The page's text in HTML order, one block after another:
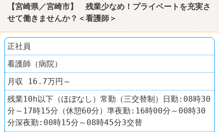
【宮崎県／宮崎市】 残業少なめ！プライベートを充実さ
せて働きませんか？＜看護師＞
正社員
看護師（病院）
月収 16.7万円～
残業10h以下（ほぼなし）常勤（三交替制）日勤:08時30
分～17時15分（休憩60分）準夜勤:16時00分～00時30
分深夜勤:00時15分～08時45分3交替